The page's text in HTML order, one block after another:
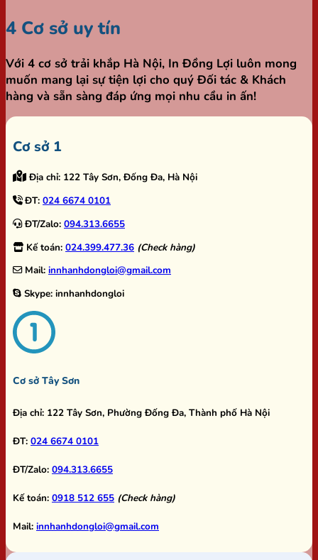
4 Cơ sở uy tín
Với 4 cơ sở trải khắp Hà Nội, In Đồng Lợi luôn mong
muốn mang lại sự tiện lợi cho quý Đối tác & Khách
hàng và sẵn sàng đáp ứng mọi nhu cầu in ấn!
Cơ sở 1
Địa chỉ: 122 Tây Sơn, Đống Đa, Hà Nội
ĐT: 024 6674 0101
ĐT/Zalo: 094.313.6655
Kế toán: 024.399.477.36 (Check hàng)
Mail: innhanhdongloi@gmail.com
Skype: innhanhdongloi
Cơ sở Tây Sơn
Địa chỉ: 122 Tây Sơn, Phường Đống Đa, Thành phố Hà Nội
ĐT: 024 6674 0101
ĐT/Zalo: 094.313.6655
Kế toán: 0918 512 655 (Check hàng)
Mail: innhanhdongloi@gmail.com